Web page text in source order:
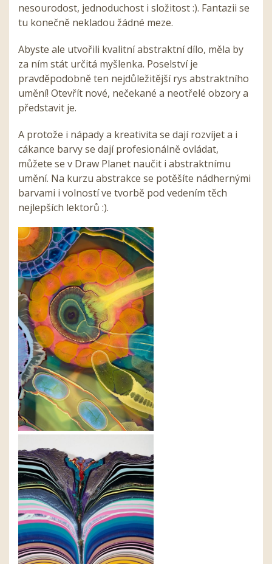
nesourodost, jednoduchost i složitost :). Fantazii se
tu konečně nekladou žádné meze.
Abyste ale utvořili kvalitní abstraktní dílo, měla by
za ním stát určitá myšlenka. Poselství je
pravděpodobně ten nejdůležitější rys abstraktního
umění! Otevřít nové, nečekané a neotřelé obzory a
představit je.
A protože i nápady a kreativita se dají rozvíjet a i
cákance barvy se dají profesionálně ovládat,
můžete se v Draw Planet naučit i abstraktnímu
umění. Na kurzu abstrakce se potěšíte nádhernými
barvami i volností ve tvorbě pod vedením těch
nejlepších lektorů :).